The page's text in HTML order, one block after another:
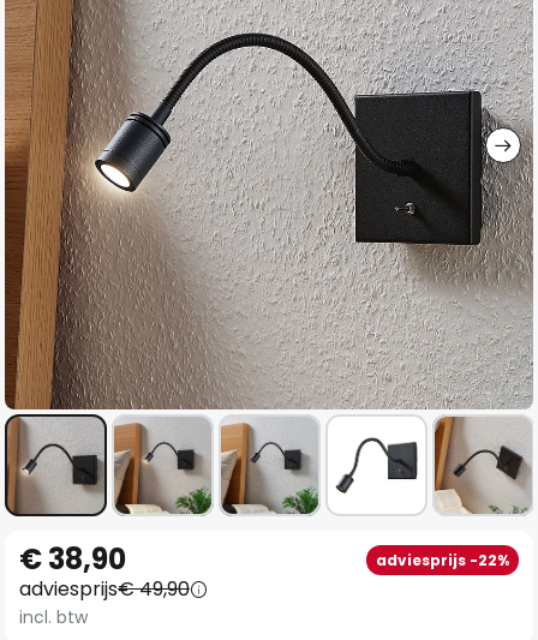
van
de
afbeeldingen-
gallerij
naar
het
begin
€ 38,90 adviesprijs -22%
adviesprijs€ 49,90
incl. btw